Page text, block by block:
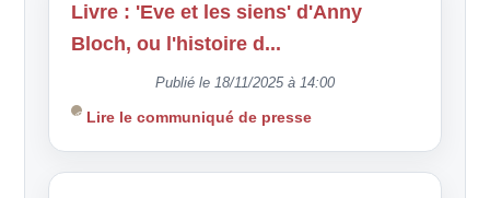
Livre : 'Eve et les siens' d'Anny
Bloch, ou l'histoire d...
Publié le 18/11/2025 à 14:00
Lire le communiqué de presse